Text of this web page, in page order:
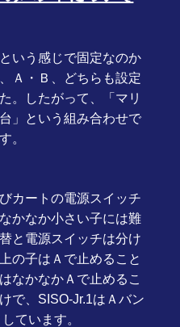
いう感じで固定なのか
Ａ・Ｂ、どちらも設定
。したがって、「マリ
」という組み合わせで
。
カートの電源スイッチ
かなか小さい子には難
と電源スイッチは分け
の子はＡで止めること
なかなかＡで止めるこ
で、SISO-Jr.1はＡバン
ています。